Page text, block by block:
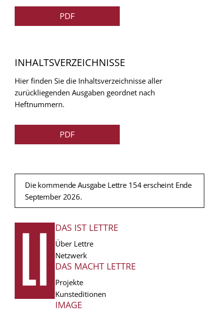
PDF
INHALTSVERZEICHNISSE
Hier finden Sie die Inhaltsverzeichnisse aller
zurückliegenden Ausgaben geordnet nach
Heftnummern.
PDF
Die kommende Ausgabe Lettre 154 erscheint Ende
September 2026.
FUSSZEILE
DAS IST LETTRE
Über Lettre
Netzwerk
DAS MACHT LETTRE
Projekte
Kunsteditionen
IMAGE